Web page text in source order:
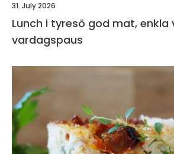
31. July 2026
Lunch i tyresö god mat, enkla val och skön
vardagspaus